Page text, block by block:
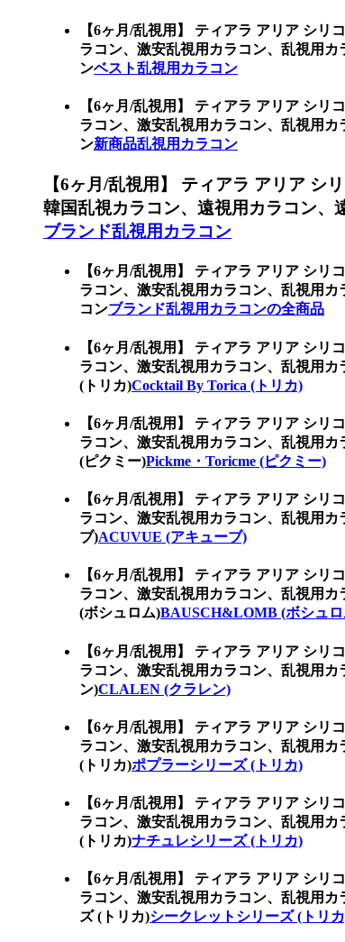
【6ヶ月/乱視用】 ティアラ アリア シリ
ラコン、激安乱視用カラコン、乱視用
ンベスト乱視用カラコン
【6ヶ月/乱視用】 ティアラ アリア シリ
ラコン、激安乱視用カラコン、乱視用
ン新商品乱視用カラコン
【6ヶ月/乱視用】 ティアラ アリア シ
韓国乱視カラコン、遠視用カラコン、
ブランド乱視用カラコン
【6ヶ月/乱視用】 ティアラ アリア シリ
ラコン、激安乱視用カラコン、乱視用
コンブランド乱視用カラコンの全商品
【6ヶ月/乱視用】 ティアラ アリア シリ
ラコン、激安乱視用カラコン、乱視用
(トリカ)Cocktail By Torica (トリカ)
【6ヶ月/乱視用】 ティアラ アリア シリ
ラコン、激安乱視用カラコン、乱視用
(ピクミー)Pickme・Toricme (ピクミー)
【6ヶ月/乱視用】 ティアラ アリア シリ
ラコン、激安乱視用カラコン、乱視用
ブ)ACUVUE (アキューブ)
【6ヶ月/乱視用】 ティアラ アリア シリ
ラコン、激安乱視用カラコン、乱視用
(ボシュロム)BAUSCH&LOMB (ボシュ
【6ヶ月/乱視用】 ティアラ アリア シリ
ラコン、激安乱視用カラコン、乱視用
ン)CLALEN (クラレン)
【6ヶ月/乱視用】 ティアラ アリア シリ
ラコン、激安乱視用カラコン、乱視用
(トリカ)ポプラーシリーズ (トリカ)
【6ヶ月/乱視用】 ティアラ アリア シリ
ラコン、激安乱視用カラコン、乱視用
(トリカ)ナチュレシリーズ (トリカ)
【6ヶ月/乱視用】 ティアラ アリア シリ
ラコン、激安乱視用カラコン、乱視用
ズ (トリカ)シークレットシリーズ (トリ